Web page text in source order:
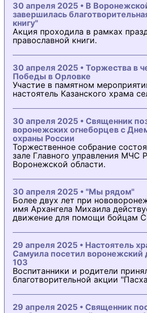
30 апреля 2025 • В
завершилась
книгу"
Акция проходила в рамках
православной книги.
30 апреля 2025 • Торжества в
Победы в Орловке
Участие в памятном
настоятель Казанского храма
30 апреля 2025 • Священник
воронежских огнеборцев с
охраны России
Торжественное собрание
зале Главного управления МЧС
Воронежской области.
30 апреля 2025 • "Мы рядом"
Более двух лет при
имя Архангела Михаила
движение для помощи бойцам
29 апреля 2025 • Настоятель
Самуила посетил воронежский
103
Воспитанники и родители
благотворительной акции
29 апреля 2025 • Священник